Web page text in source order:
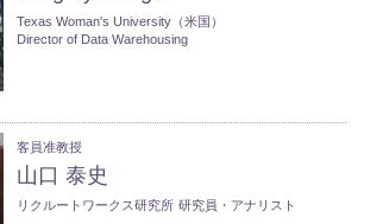
Texas Woman's University（米国）
Director of Data Warehousing
客員准教授
山口 泰史
リクルートワークス研究所 研究員・アナリスト